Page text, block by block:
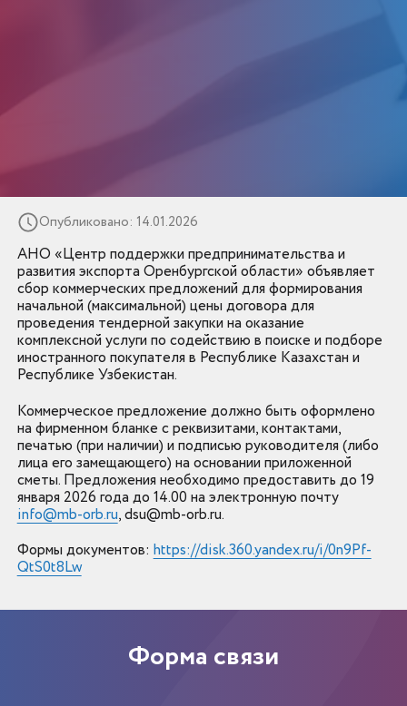
Опубликовано: 14.01.2026
АНО «Центр поддержки предпринимательства и
развития экспорта Оренбургской области» объявляет
сбор коммерческих предложений для формирования
начальной (максимальной) цены договора для
проведения тендерной закупки на оказание
комплексной услуги по содействию в поиске и подборе
иностранного покупателя в Республике Казахстан и
Республике Узбекистан.
Коммерческое предложение должно быть оформлено
на фирменном бланке с реквизитами, контактами,
печатью (при наличии) и подписью руководителя (либо
лица его замещающего) на основании приложенной
сметы. Предложения необходимо предоставить до 19
января 2026 года до 14.00 ​​​​​​​на электронную почту
info@mb-orb.ru, dsu@mb-orb.ru.
Формы документов: https://disk.360.yandex.ru/i/0n9Pf-
QtS0t8Lw
Форма связи